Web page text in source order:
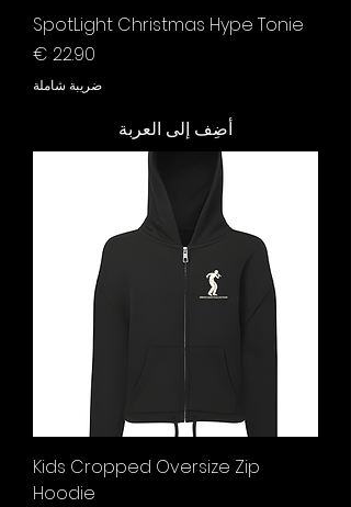
SpotLight Christmas Hype Tonie
السعر
ضريبة شاملة
أضِف إلى العربة
Kids Cropped Oversize Zip
Hoodie